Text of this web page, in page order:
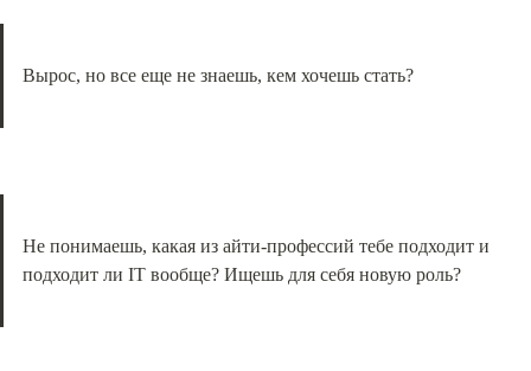
Вырос, но все еще не знаешь, кем хочешь стать?
Не понимаешь, какая из айти-профессий тебе подходит и
подходит ли IT вообще? Ищешь для себя новую роль?